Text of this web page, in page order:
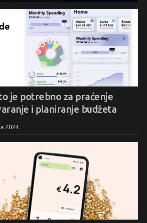
je potrebno za praćenje
i planiranje budžeta
2024.